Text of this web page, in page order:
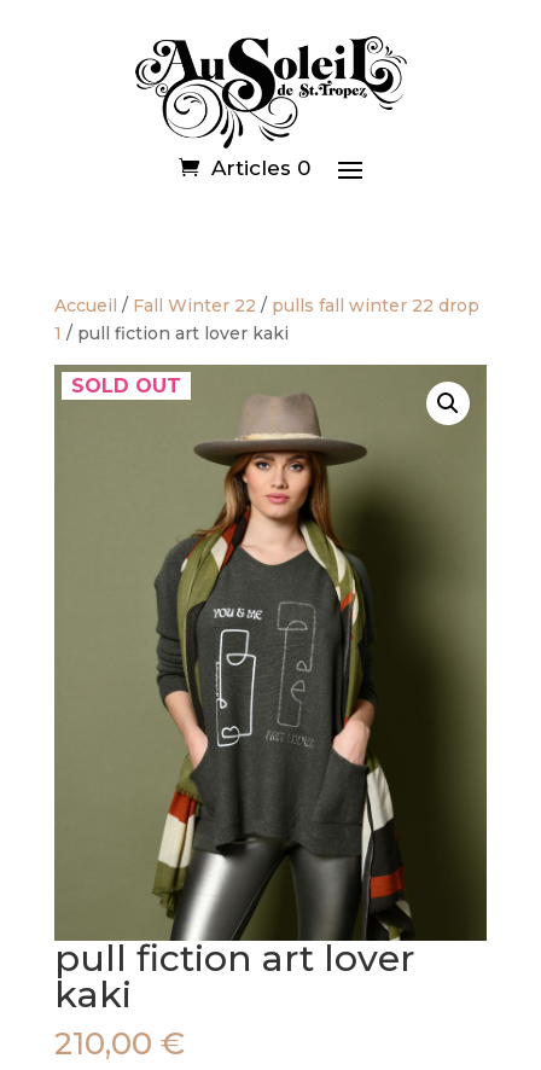
Articles 0
Accueil / Fall Winter 22 / pulls fall winter 22 drop
1 / pull fiction art lover kaki
SOLD OUT
pull fiction art lover
kaki
210,00 €